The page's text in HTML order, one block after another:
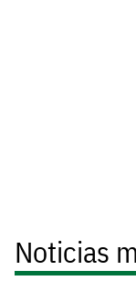
Noticias